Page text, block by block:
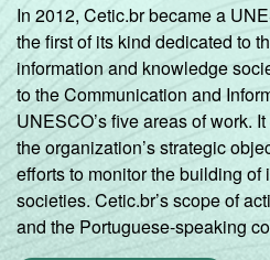
In 2012, Cetic.br became a
the first of its kind dedicated to
information and knowledge
to the Communication and
UNESCO’s five areas of work.
the organization’s strategic
efforts to monitor the building
societies. Cetic.br’s scope of
and the Portuguese-speaking